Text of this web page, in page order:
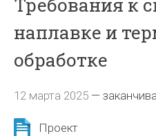
Требования к
наплавке и
обработке
12 марта 2025 —
Проект